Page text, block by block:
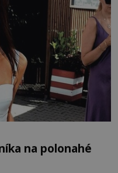
na polonahé